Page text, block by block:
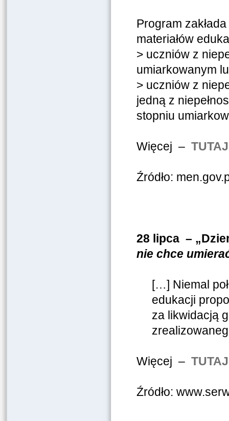
Program
materiałów
> uczniów z
umiarkowanym
> uczniów z
jedną z
stopniu
Więcej – TUTAJ
Źródło:
28 lipca –
nie chce
[…] Niemal
edukacji
za likwidacją
Więcej – TUTAJ
Źródło: